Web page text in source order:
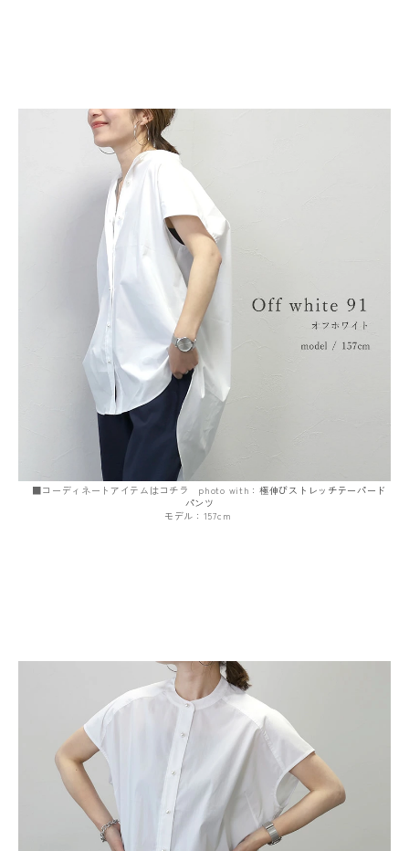
■コーディネートアイテムはコチラ photo with：極伸びストレッチテーパード
パンツ
モデル：157cm